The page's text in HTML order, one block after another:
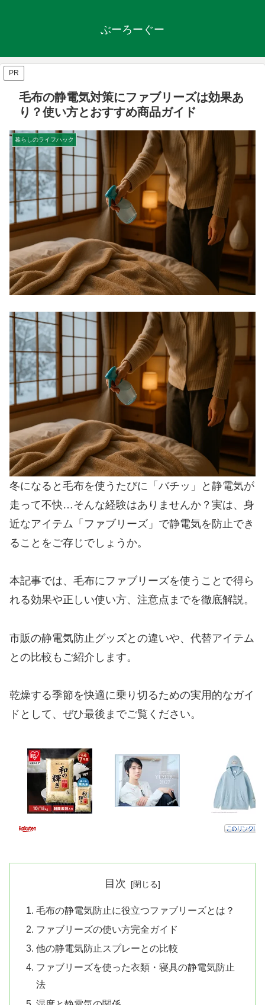
ぶーろーぐー
PR
毛布の静電気対策にファブリーズは効果あ
り？使い方とおすすめ商品ガイド
暮らしのライフハック
冬になると毛布を使うたびに「バチッ」と静電気が
走って不快…そんな経験はありませんか？実は、身
近なアイテム「ファブリーズ」で静電気を防止でき
ることをご存じでしょうか。
本記事では、毛布にファブリーズを使うことで得ら
れる効果や正しい使い方、注意点までを徹底解説。
市販の静電気防止グッズとの違いや、代替アイテム
との比較もご紹介します。
乾燥する季節を快適に乗り切るための実用的なガイ
ドとして、ぜひ最後までご覧ください。
目次
毛布の静電気防止に役立つファブリーズとは？
ファブリーズの使い方完全ガイド
他の静電気防止スプレーとの比較
ファブリーズを使った衣類・寝具の静電気防止
法